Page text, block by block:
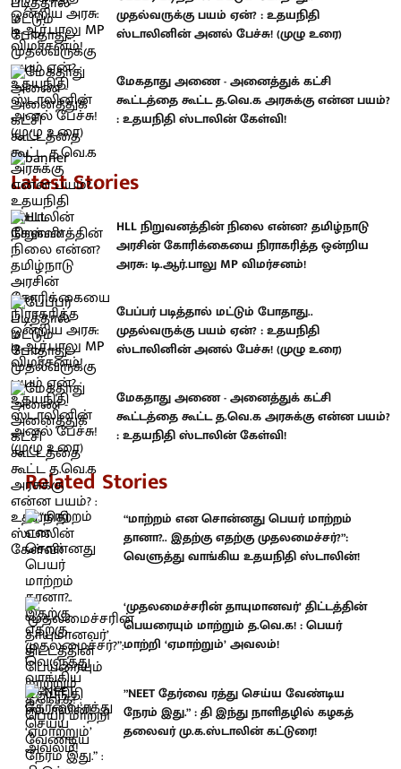
முதல்வருக்கு பயம் ஏன்? : உதயநிதி
ஸ்டாலினின் அனல் பேச்சு! (முழு உரை)
மேகதாது அணை - அனைத்துக் கட்சி
கூட்டத்தை கூட்ட த.வெ.க அரசுக்கு என்ன பயம்?
: உதயநிதி ஸ்டாலின் கேள்வி!
Latest Stories
HLL நிறுவனத்தின் நிலை என்ன? தமிழ்நாடு
அரசின் கோரிக்கையை நிராகரித்த ஒன்றிய
அரசு: டி.ஆர்.பாலு MP விமர்சனம்!
பேப்பர் படித்தால் மட்டும் போதாது..
முதல்வருக்கு பயம் ஏன்? : உதயநிதி
ஸ்டாலினின் அனல் பேச்சு! (முழு உரை)
மேகதாது அணை - அனைத்துக் கட்சி
கூட்டத்தை கூட்ட த.வெ.க அரசுக்கு என்ன பயம்?
: உதயநிதி ஸ்டாலின் கேள்வி!
Related Stories
“மாற்றம் என சொன்னது பெயர் மாற்றம்
தானா?.. இதற்கு எதற்கு முதலமைச்சர்?”:
வெளுத்து வாங்கிய உதயநிதி ஸ்டாலின்!
‘முதலமைச்சரின் தாயுமானவர்’ திட்டத்தின்
பெயரையும் மாற்றும் த.வெ.க! : பெயர்
மாற்றி ‘ஏமாற்றும்’ அவலம்!
”NEET தேர்வை ரத்து செய்ய வேண்டிய
நேரம் இது.” : தி இந்து நாளிதழில் கழகத்
தலைவர் மு.க.ஸ்டாலின் கட்டுரை!